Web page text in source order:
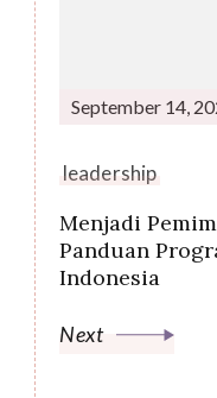
September 14,
leadership
Menjadi
Panduan
Indonesia
Next